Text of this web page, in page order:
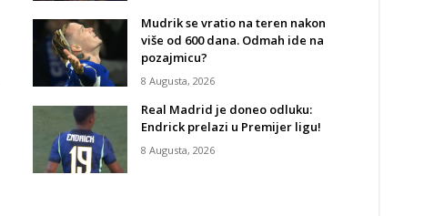
Mudrik se vratio na teren nakon
više od 600 dana. Odmah ide na
pozajmicu?
8 Augusta, 2026
Real Madrid je doneo odluku:
Endrick prelazi u Premijer ligu!
8 Augusta, 2026